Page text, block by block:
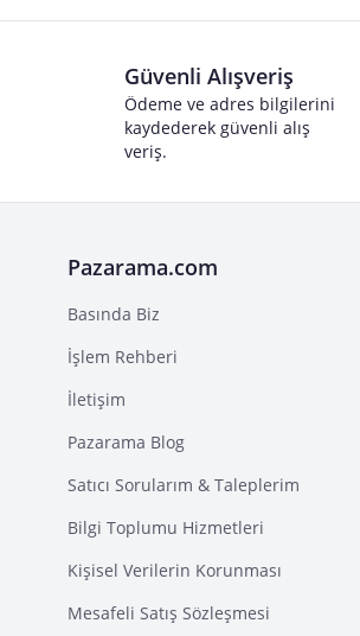
Güvenli Alışveriş
Ödeme ve adres bilgilerini
kaydederek güvenli alış
veriş.
Pazarama.com
Basında Biz
İşlem Rehberi
İletişim
Pazarama Blog
Satıcı Sorularım & Taleplerim
Bilgi Toplumu Hizmetleri
Kişisel Verilerin Korunması
Mesafeli Satış Sözleşmesi